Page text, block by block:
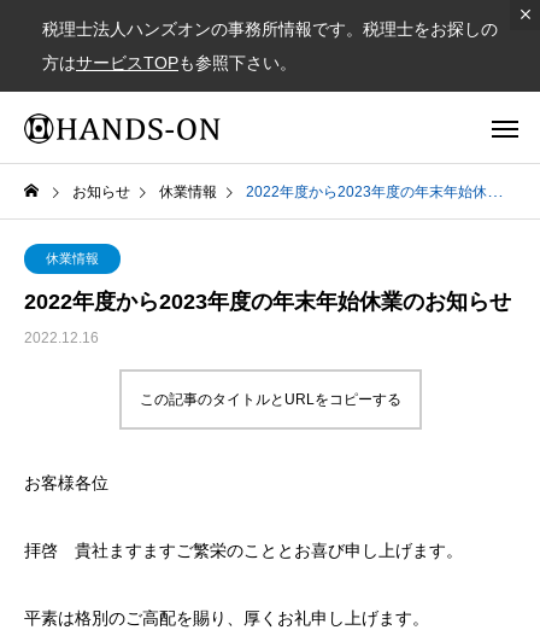
税理士法人ハンズオンの事務所情報です。税理士をお探しの
方はサービスTOPも参照下さい。
お知らせ 休業情報 2022年度から2023年度の年末年始休業のお知らせ
休業情報
2022年度から2023年度の年末年始休業のお知らせ
2022.12.16
この記事のタイトルとURLをコピーする
お客様各位
拝啓 貴社ますますご繁栄のこととお喜び申し上げます。
平素は格別のご高配を賜り、厚くお礼申し上げます。